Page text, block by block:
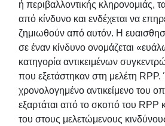
Tarn-et-Garonne
ή περιβαλλοντικής κληρονομιάς,
από κίνδυνο και ενδέχεται να
ζημιωθούν από αυτόν. Η
σε έναν κίνδυνο ονομάζεται
κατηγορία αντικειμένων
που εξετάστηκαν στη μελέτη RPP.
χρονολογημένο αντικείμενο του
εξαρτάται από το σκοπό του RPP
του στους μελετώμενους